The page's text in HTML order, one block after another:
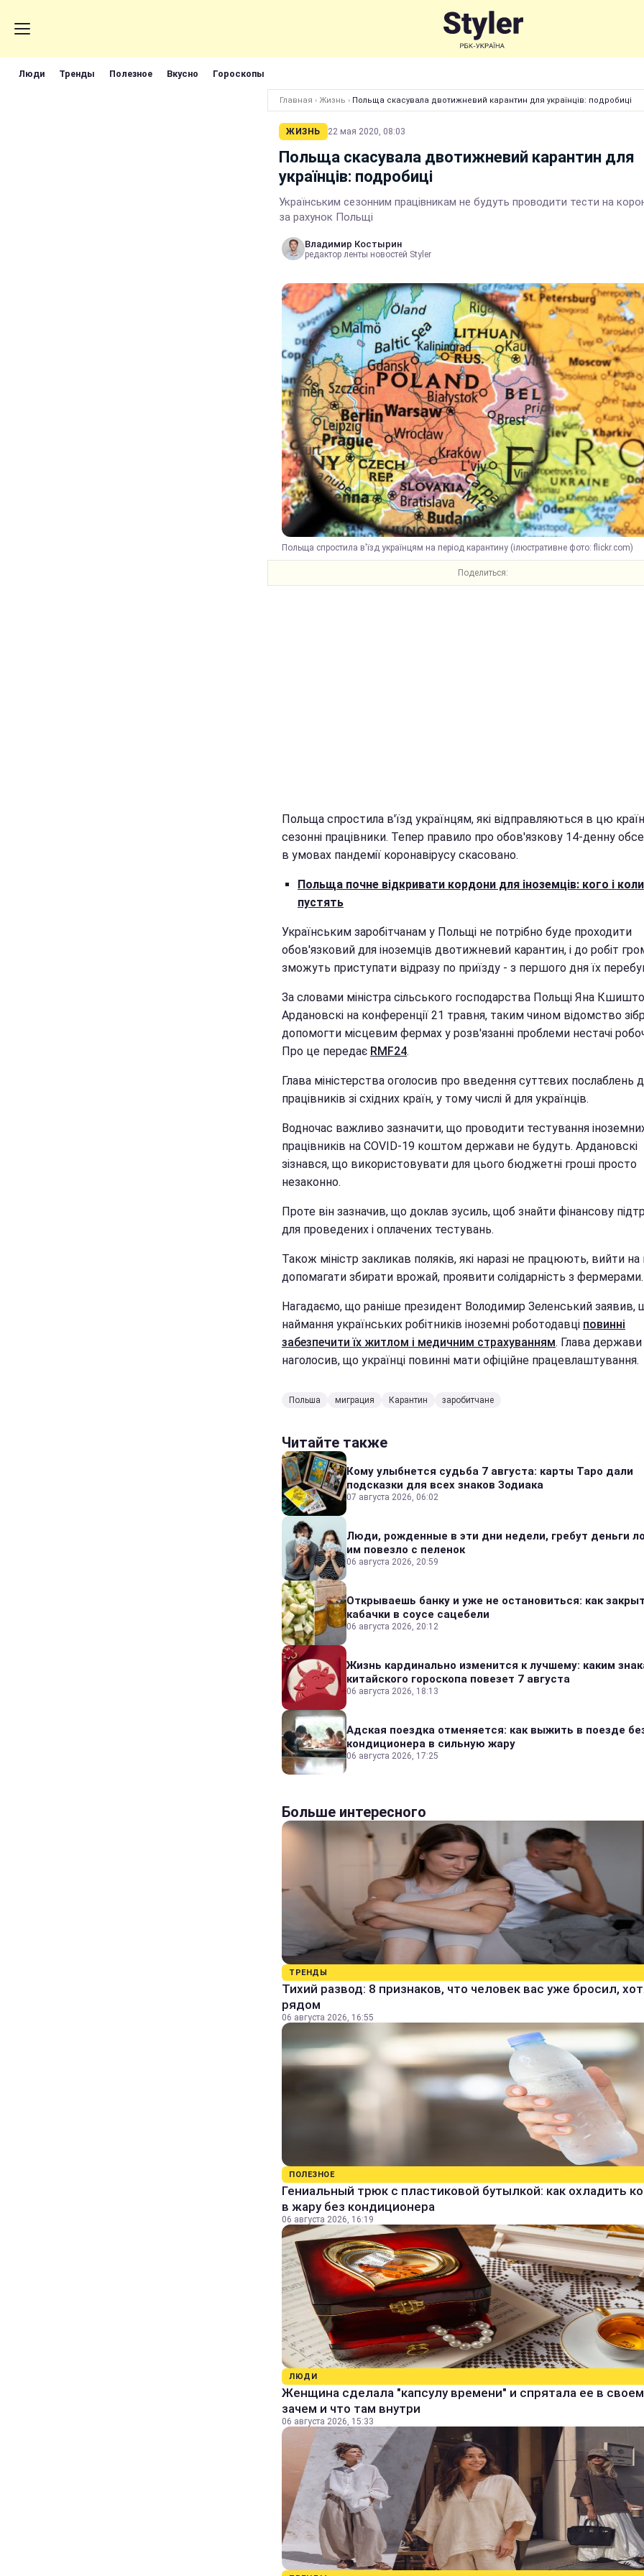
Люди Тренды Полезное Вкусно Гороскопы
Главная › Жизнь › Польща скасувала двотижневий карантин для українців: подробиці
ЖИЗНЬ 22 мая 2020, 08:03
Польща скасувала двотижневий карантин для
українців: подробиці
Українським сезонним працівникам не будуть проводити тести на
за рахунок Польщі
Владимир Костырин
редактор ленты новостей Styler
Польща спростила в'їзд українцям на період карантину (ілюстративне фото: flickr.com)
Поделиться:
Польща спростила в'їзд українцям, які відправляються в цю
сезонні працівники. Тепер правило про обов'язкову 14-денну
в умовах пандемії коронавірусу скасовано.
Польща почне відкривати кордони для іноземців: кого і коли
пустять
Українським заробітчанам у Польщі не потрібно буде проходити
обов'язковий для іноземців двотижневий карантин, і до робіт
зможуть приступати відразу по приїзду - з першого дня їх
За словами міністра сільського господарства Польщі Яна
Ардановскі на конференції 21 травня, таким чином відомство
допомогти місцевим фермах у розв'язанні проблеми нестачі
Про це передає RMF24.
Глава міністерства оголосив про введення суттєвих послаблень
працівників зі східних країн, у тому числі й для українців.
Водночас важливо зазначити, що проводити тестування
працівників на COVID-19 коштом держави не будуть. Ардановскі
зізнався, що використовувати для цього бюджетні гроші просто
незаконно.
Проте він зазначив, що доклав зусиль, щоб знайти фінансову
для проведених і оплачених тестувань.
Також міністр закликав поляків, які наразі не працюють, вийти на
допомагати збирати врожай, проявити солідарність з фермерами.
Нагадаємо, що раніше президент Володимир Зеленський заявив,
наймання українських робітників іноземні роботодавці повинні
забезпечити їх житлом і медичним страхуванням. Глава
наголосив, що українці повинні мати офіційне працевлаштування.
Польша миграция Карантин заробитчане
Читайте также
Кому улыбнется судьба 7 августа: карты Таро дали
подсказки для всех знаков Зодиака
07 августа 2026, 06:02
Люди, рожденные в эти дни недели, гребут деньги
им повезло с пеленок
06 августа 2026, 20:59
Открываешь банку и уже не остановиться: как
кабачки в соусе сацебели
06 августа 2026, 20:12
Жизнь кардинально изменится к лучшему: каким
китайского гороскопа повезет 7 августа
06 августа 2026, 18:13
Адская поездка отменяется: как выжить в поезде
кондиционера в сильную жару
06 августа 2026, 17:25
Больше интересного
ТРЕНДЫ
Тихий развод: 8 признаков, что человек вас уже бросил,
рядом
06 августа 2026, 16:55
ПОЛЕЗНОЕ
Гениальный трюк с пластиковой бутылкой: как охладить
в жару без кондиционера
06 августа 2026, 16:19
ЛЮДИ
Женщина сделала "капсулу времени" и спрятала ее в
зачем и что там внутри
06 августа 2026, 15:33